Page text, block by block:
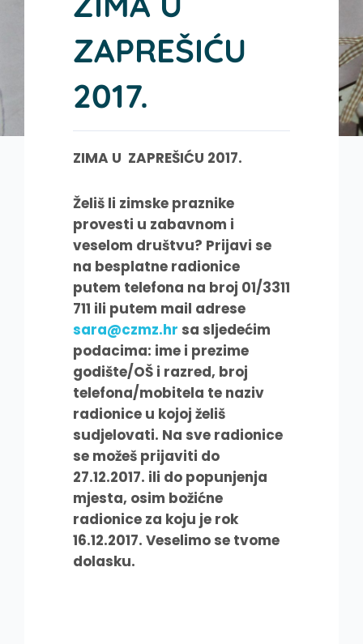
ZAPREŠIĆU
2017.
ZIMA U ZAPREŠIĆU 2017.
Želiš li zimske praznike
provesti u zabavnom i
veselom društvu? Prijavi se
na besplatne radionice
putem telefona na broj 01/3311
711 ili putem mail adrese
sara@czmz.hr sa sljedećim
podacima: ime i prezime
godište/OŠ i razred, broj
telefona/mobitela te naziv
radionice u kojoj želiš
sudjelovati. Na sve radionice
se možeš prijaviti do
27.12.2017. ili do popunjenja
mjesta, osim božićne
radionice za koju je rok
16.12.2017. Veselimo se tvome
dolasku.